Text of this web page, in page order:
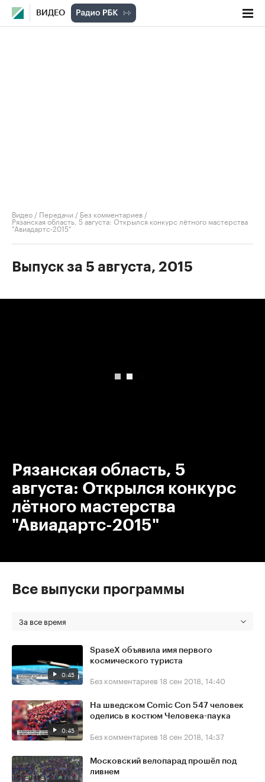
ВИДЕО
Видео / Передачи / Без комментариев /
Рязанская область, 5 августа: Открылся конкурс лётного мастерства
"Авиадартс-2015"
Выпуск за 5 августа, 2015
Рязанская область, 5
августа: Открылся конкурс
лётного мастерства
"Авиадартс-2015"
Все выпуски программы
За все время
0:45
SpaseX объявила имя первого
космического туриста
Без комментариев 18 сен 2018, 14:40
0:45
На шведском Comic Con 547 человек
оделись в костюм Человека-паука
Без комментариев 18 сен 2018, 14:37
Московский велопарад прошёл под
ливнем